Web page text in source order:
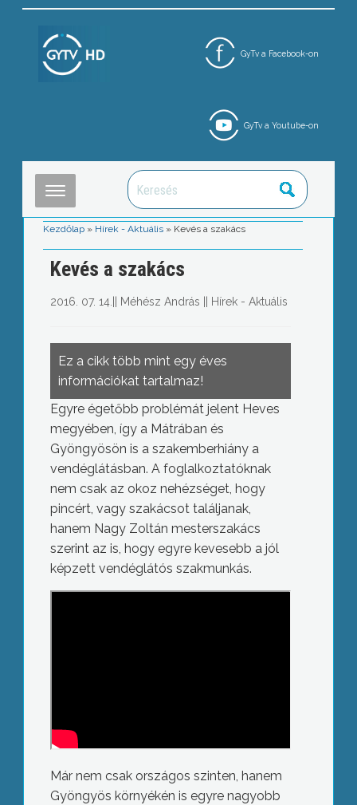
GyTv a Facebook-on
GyTv a Youtube-on
Kezdőlap » Hírek - Aktuális » Kevés a szakács
Kevés a szakács
2016. 07. 14. Méhész András Hírek - Aktuális
Ez a cikk több mint egy éves
információkat tartalmaz!
Egyre égetőbb problémát jelent Heves
megyében, így a Mátrában és
Gyöngyösön is a szakemberhiány a
vendéglátásban. A foglalkoztatóknak
nem csak az okoz nehézséget, hogy
pincért, vagy szakácsot találjanak,
hanem Nagy Zoltán mesterszakács
szerint az is, hogy egyre kevesebb a jól
képzett vendéglátós szakmunkás.
Már nem csak országos szinten, hanem
Gyöngyös környékén is egyre nagyobb